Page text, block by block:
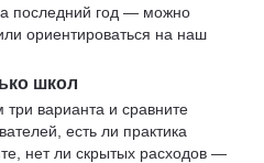
последний год — можно
ориентироваться на наш
школ
варианта и сравните
есть ли практика
нет ли скрытых расходов —